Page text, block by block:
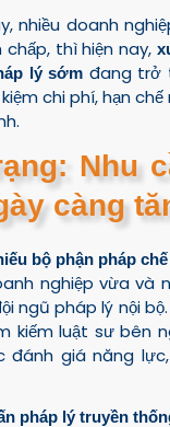
nhiều doanh
thì hiện nay,
lý sớm đang trở
chi phí, hạn
Nhu
càng
bộ phận pháp
nghiệp vừa và
ngũ pháp lý nội bộ.
kiếm luật sư bên
đánh giá năng
pháp lý truyền